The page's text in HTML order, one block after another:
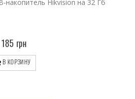
накопитель Hikvision на 32 Гб
185 грн
В КОРЗИНУ